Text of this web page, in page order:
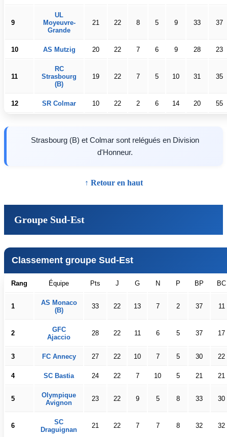
9
UL
Moyeuvre-
Grande
21 22 8 5 9 33 37
10 AS Mutzig 20 22 7 6 9 28 23
11
RC
Strasbourg
(B)
19 22 7 5 10 31 35
12 SR Colmar 10 22 2 6 14 20 55
Strasbourg (B) et Colmar sont relégués en Division
d'Honneur.
↑ Retour en haut
Groupe Sud-Est
Classement groupe Sud-Est
Rang Équipe Pts J G N P BP BC
1
AS Monaco
(B)
33 22 13 7 2 37 11
2
GFC
Ajaccio
28 22 11 6 5 37 17
3 FC Annecy 27 22 10 7 5 30 22
4 SC Bastia 24 22 7 10 5 21 21
5
Olympique
Avignon
23 22 9 5 8 33 30
6
SC
Draguignan
21 22 7 7 8 32 32